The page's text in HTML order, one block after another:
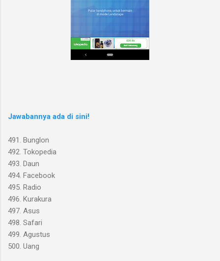
Jawabannya ada di sini!
491. Bunglon
492. Tokopedia
493. Daun
494. Facebook
495. Radio
496. Kurakura
497. Asus
498. Safari
499. Agustus
500. Uang